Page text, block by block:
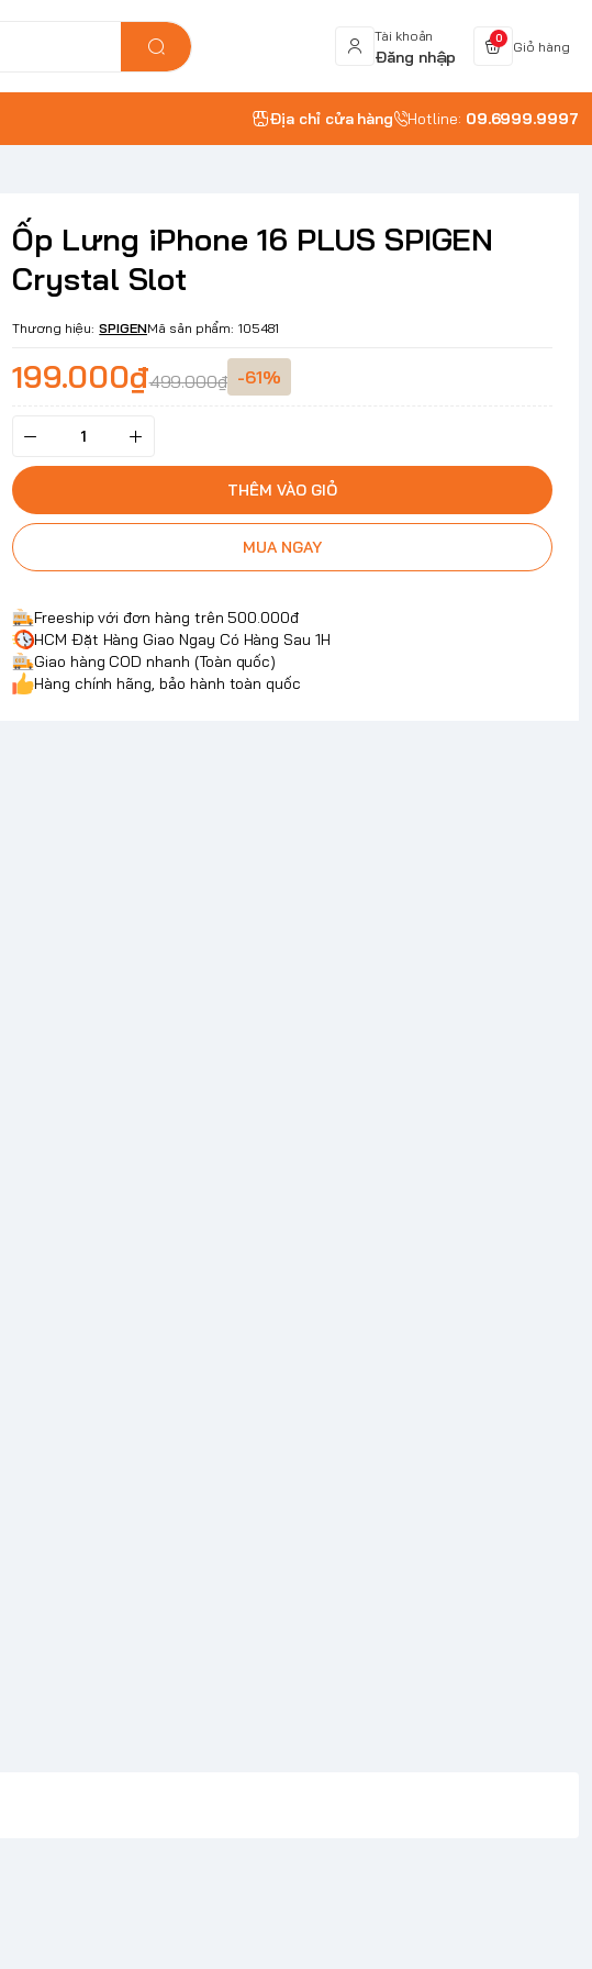
Tài khoản
Đăng nhập
0
Giỏ hàng
Địa chỉ cửa hàng Hotline: 09.6999.9997
Ốp Lưng iPhone 16 PLUS SPIGEN
Crystal Slot
Thương hiệu: SPIGENMã sản phẩm: 105481
199.000₫499.000₫ -61%
THÊM VÀO GIỎ
MUA NGAY
Freeship với đơn hàng trên 500.000đ
HCM Đặt Hàng Giao Ngay Có Hàng Sau 1H
Giao hàng COD nhanh (Toàn quốc)
Hàng chính hãng, bảo hành toàn quốc